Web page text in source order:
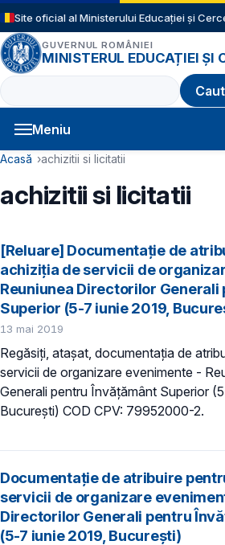
Sari la conținutul principal
Site oficial al Ministerului Educației și
GUVERNUL ROMÂNIEI
MINISTERUL EDUCAȚIEI ȘI
Caută
Meniu
Navigație principală
Cale de navigare
Acasă achizitii si licitatii
achizitii si licitatii
[Reluare] Documentație de
achiziţia de servicii de
Reuniunea Directorilor
Superior (5-7 iunie 2019,
13 mai 2019
Regăsiți, atașat, documentația de
servicii de organizare evenimente -
Generali pentru Învățământ Superior
București) COD CPV: 79952000-2.
Documentație de atribuire
servicii de organizare
Directorilor Generali pentru
(5-7 iunie 2019, București)